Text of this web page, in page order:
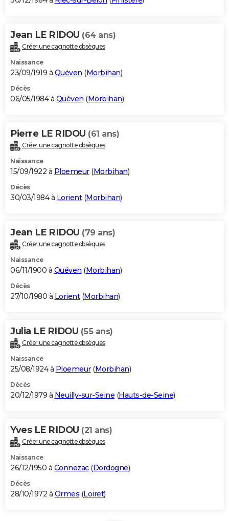
Jean LE RIDOU (64 ans)
Créer une cagnotte obsèques
Naissance
23/09/1919 à Quéven (Morbihan)
Décès
06/05/1984 à Quéven (Morbihan)
Pierre LE RIDOU (61 ans)
Créer une cagnotte obsèques
Naissance
15/09/1922 à Ploemeur(Morbihan)
Décès
30/03/1984 à Lorient(Morbihan)
Jean LE RIDOU (79 ans)
Créer une cagnotte obsèques
Naissance
06/11/1900 à Quéven (Morbihan)
Décès
27/10/1980 à Lorient(Morbihan)
Julia LE RIDOU (55 ans)
Créer une cagnotte obsèques
Naissance
25/08/1924 à Ploemeur(Morbihan)
Décès
20/12/1979 à Neuilly-sur-Seine (Hauts-de-Seine)
Yves LE RIDOU (21 ans)
Créer une cagnotte obsèques
Naissance
26/12/1950 à Connezac(Dordogne)
Décès
28/10/1972 à Ormes (Loiret)